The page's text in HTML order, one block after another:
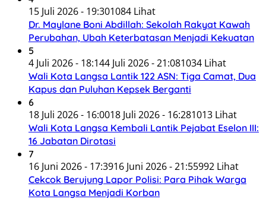
15 Juli 2026 - 19:301084 Lihat
Dr. Maylane Boni Abdillah: Sekolah Rakyat Kawah
Perubahan, Ubah Keterbatasan Menjadi Kekuatan
5
4 Juli 2026 - 18:144 Juli 2026 - 21:081034 Lihat
Wali Kota Langsa Lantik 122 ASN: Tiga Camat, Dua
Kapus dan Puluhan Kepsek Berganti
6
18 Juli 2026 - 16:0018 Juli 2026 - 16:281013 Lihat
Wali Kota Langsa Kembali Lantik Pejabat Eselon III:
16 Jabatan Dirotasi
7
16 Juni 2026 - 17:3916 Juni 2026 - 21:55992 Lihat
Cekcok Berujung Lapor Polisi: Para Pihak Warga
Kota Langsa Menjadi Korban